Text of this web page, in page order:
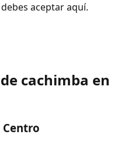
aceptar aquí.
cachimba en
Centro